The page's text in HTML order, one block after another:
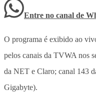
Entre no canal de
O programa é exibido ao
pelos canais da TVWA nos
da NET e Claro; canal 143
Gigabyte).